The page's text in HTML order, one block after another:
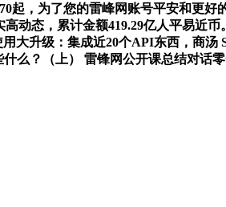
，为了您的雷峰网账号平安和更好
态，累计金额419.29亿人平易近币
升级：集成近20个API东西，商汤
么？（上） 雷锋网公开课总结对话